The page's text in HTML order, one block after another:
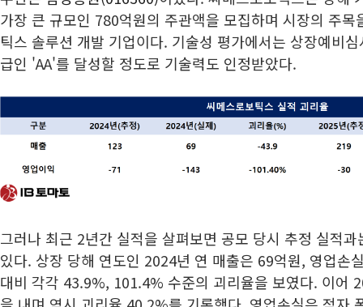
가장 큰 규모인 780억원의 주관액을 모집하며 시장의 주목
틱스 솔루션 개발 기업이다. 기술성 평가에서는 상장예비
급인 'AA'를 달성할 정도로 기술력도 인정받았다.
그러나 최근 2년간 실적을 살펴보면 공모 당시 추정 실적
있다. 상장 당해 연도인 2024년 연 매출은 69억원, 영업손
대비 각각 43.9%, 101.4% 수준의 괴리율을 보였다. 이어